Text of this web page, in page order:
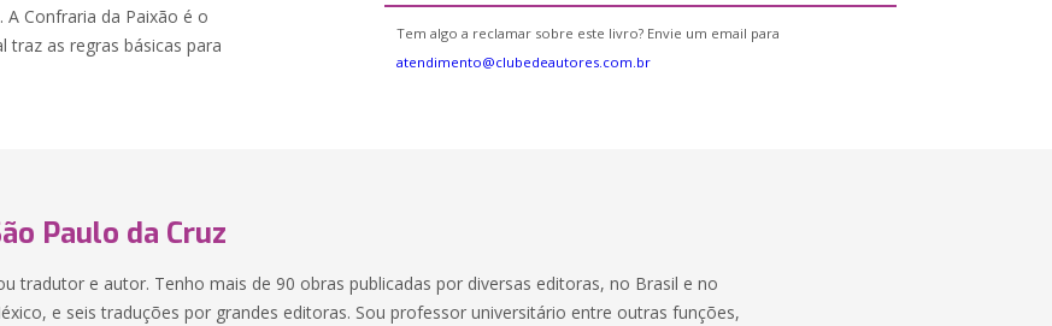
A Confraria da Paixão é o
as regras básicas para
Tem algo a reclamar sobre este livro? Envie um email para
atendimento@clubedeautores.com.br
Paulo da Cruz
tradutor e autor. Tenho mais de 90 obras publicadas por diversas editoras, no Brasil e no
e seis traduções por grandes editoras. Sou professor universitário entre outras funções,